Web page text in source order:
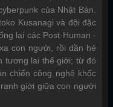
của Nhật Bản.
Kusanagi và đội đặc
lại các Post-Human -
con người, rồi dần hé
tương lai thế giới; từ đó
chiến công nghệ khốc
giới giữa con người